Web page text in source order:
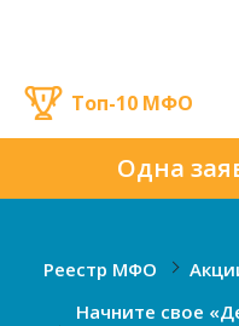
Одна
Топ-10 МФО
Реестр МФО
Начните свое